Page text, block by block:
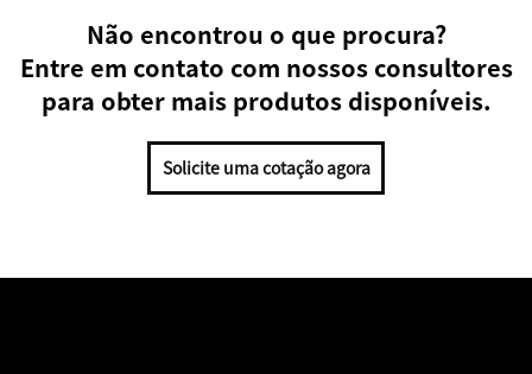
Não encontrou o que procura?
Entre em contato com nossos consultores
para obter mais produtos disponíveis.
Solicite uma cotação agora